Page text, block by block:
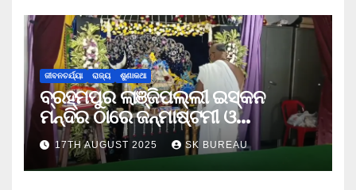
ଜୀବନଚର୍ଯ୍ୟା ରାଜ୍ୟ ଶୁଣାକଥା
ବ୍ରହ୍ମପୁର ଲାଞ୍ଜିପଲ୍ଲୀ ଇସ୍କନ
ମନ୍ଦିର ଠାରେ ଜନ୍ମାଷ୍ଟମୀ ଓ
ନନ୍ଦୋତ୍ସବ ପାଳିତ
17TH AUGUST 2025 SK BUREAU